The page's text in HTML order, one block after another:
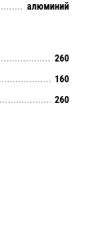
алюминий
260
160
260